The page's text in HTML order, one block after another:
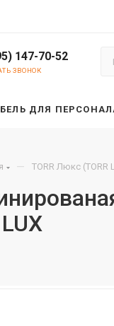
147-70-52
ЗВОНОК
ДЛЯ
— TORR Люкс (TORR